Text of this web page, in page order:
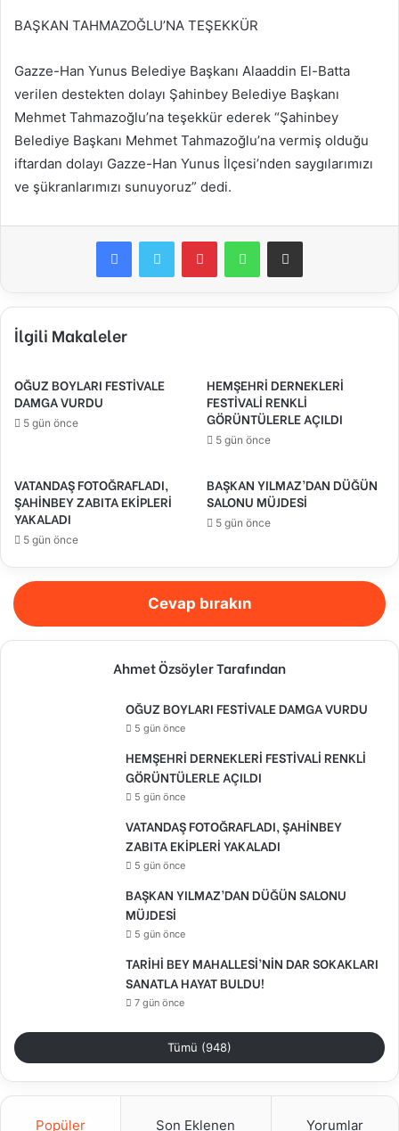
BAŞKAN TAHMAZOĞLU’NA TEŞEKKÜR
Gazze-Han Yunus Belediye Başkanı Alaaddin El-Batta
verilen destekten dolayı Şahinbey Belediye Başkanı
Mehmet Tahmazoğlu’na teşekkür ederek “Şahinbey
Belediye Başkanı Mehmet Tahmazoğlu’na vermiş olduğu
iftardan dolayı Gazze-Han Yunus İlçesi’nden saygılarımızı
ve şükranlarımızı sunuyoruz” dedi.
FacebookTwitter PinterestWhatsAppE-Posta ile paylaş
İlgili Makaleler
OĞUZ BOYLARI FESTİVALE
DAMGA VURDU
5 gün önce
HEMŞEHRİ DERNEKLERİ
FESTİVALİ RENKLİ
GÖRÜNTÜLERLE AÇILDI
5 gün önce
VATANDAŞ FOTOĞRAFLADI,
ŞAHİNBEY ZABITA EKİPLERİ
YAKALADI
5 gün önce
BAŞKAN YILMAZ’DAN DÜĞÜN
SALONU MÜJDESİ
5 gün önce
Cevap bırakın
Ahmet Özsöyler Tarafından
OĞUZ BOYLARI FESTİVALE DAMGA VURDU
5 gün önce
HEMŞEHRİ DERNEKLERİ FESTİVALİ RENKLİ
GÖRÜNTÜLERLE AÇILDI
5 gün önce
VATANDAŞ FOTOĞRAFLADI, ŞAHİNBEY
ZABITA EKİPLERİ YAKALADI
5 gün önce
BAŞKAN YILMAZ’DAN DÜĞÜN SALONU
MÜJDESİ
5 gün önce
TARİHİ BEY MAHALLESİ’NİN DAR SOKAKLARI
SANATLA HAYAT BULDU!
7 gün önce
Tümü (948)
Popüler Son Eklenen Yorumlar